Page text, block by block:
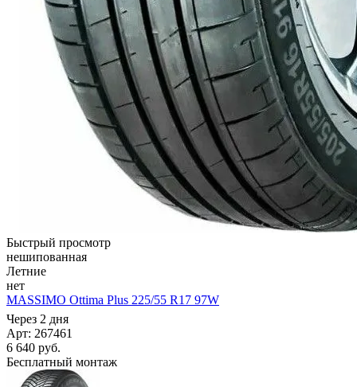
Быстрый просмотр
нешипованная
Летние
нет
MASSIMO Ottima Plus 225/55 R17 97W
Через 2 дня
Арт: 267461
6 640 руб.
Бесплатный монтаж